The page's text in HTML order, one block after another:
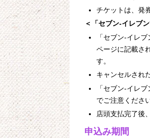
チケットは、発
＜「セブン-イレブ
「セブン‐イレ
ページに記載さ
す。
キャンセルされ
「セブン-イレ
でご注意ください
店頭支払完了後
申込み期間